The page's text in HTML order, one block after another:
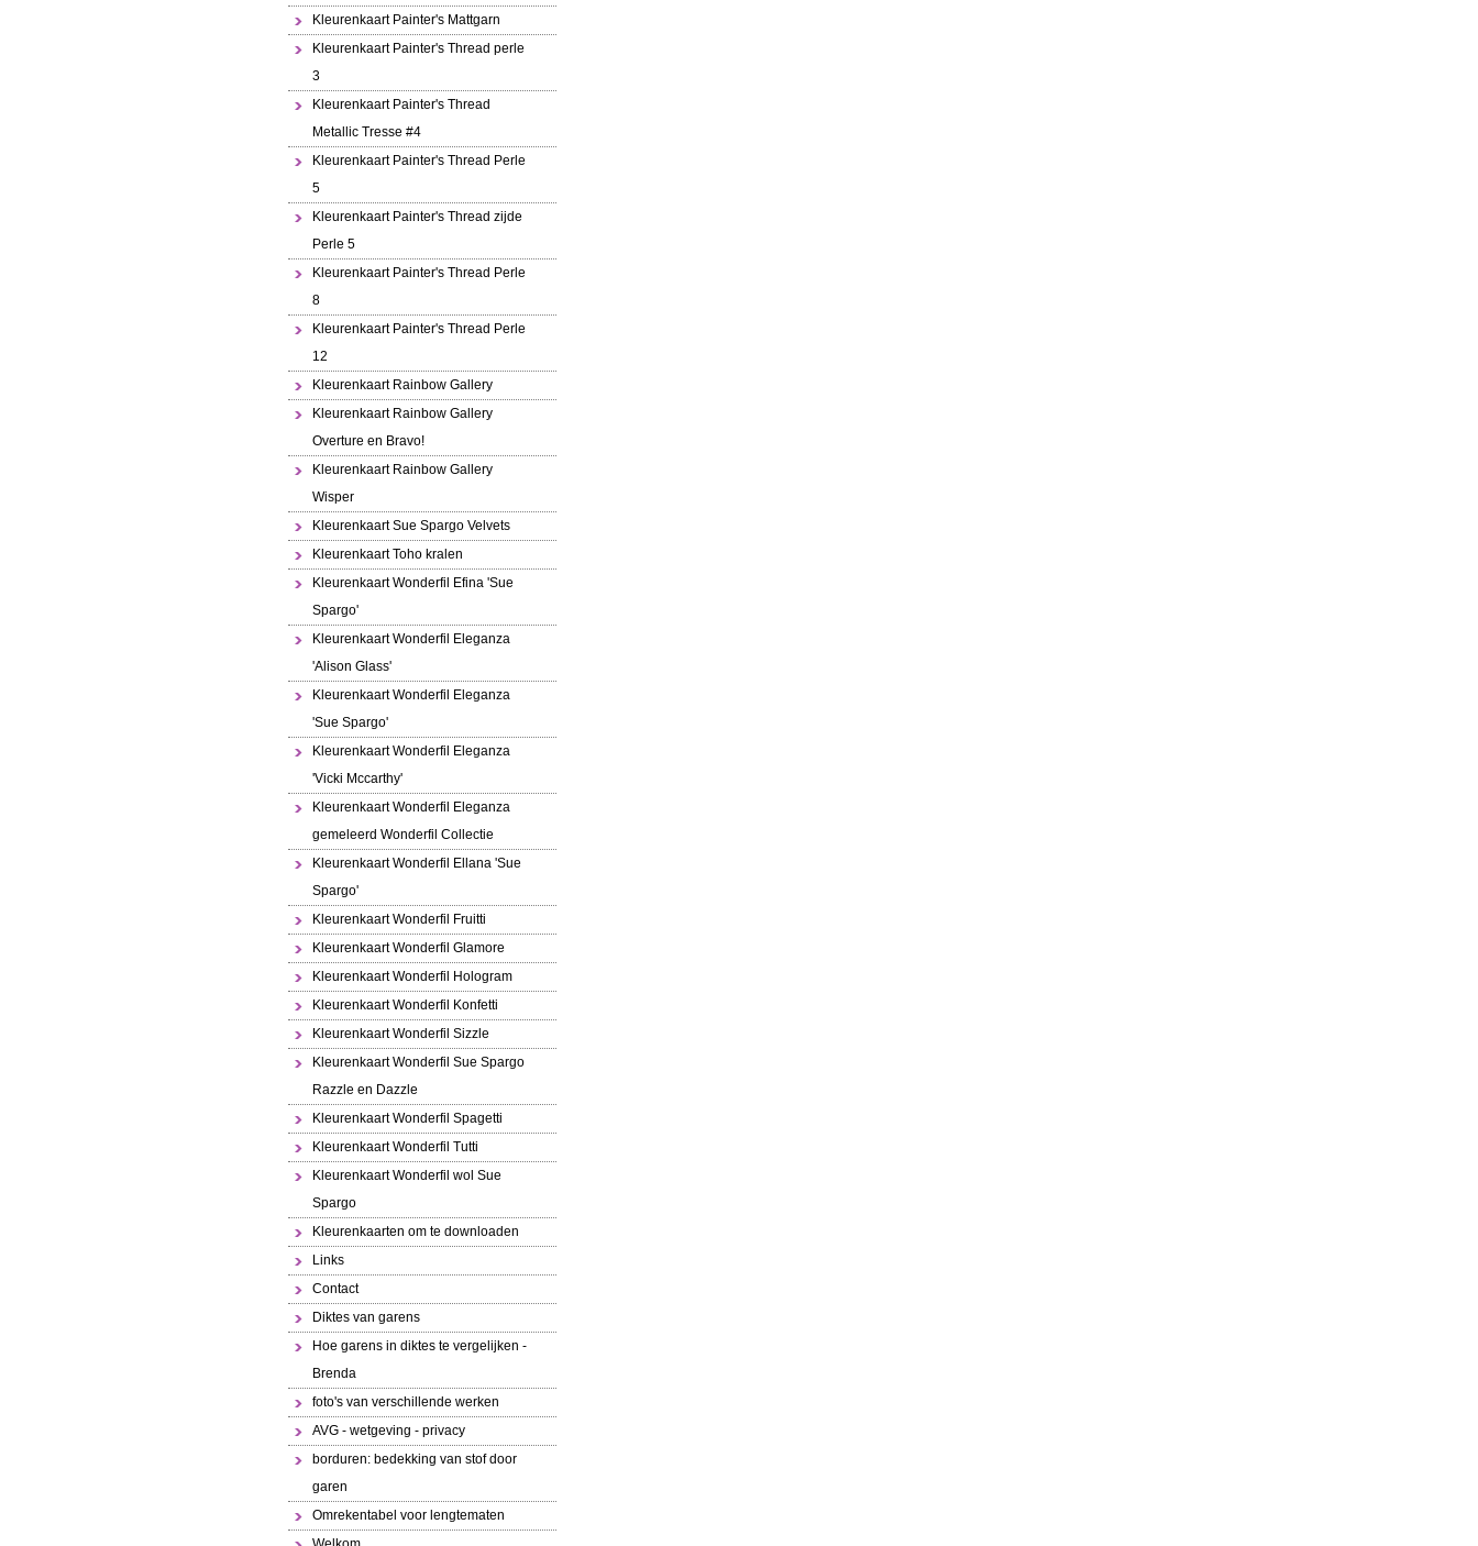
Kleurenkaart Painter's Mattgarn
Kleurenkaart Painter's Thread perle
3
Kleurenkaart Painter's Thread
Metallic Tresse #4
Kleurenkaart Painter's Thread Perle
5
Kleurenkaart Painter's Thread zijde
Perle 5
Kleurenkaart Painter's Thread Perle
8
Kleurenkaart Painter's Thread Perle
12
Kleurenkaart Rainbow Gallery
Kleurenkaart Rainbow Gallery
Overture en Bravo!
Kleurenkaart Rainbow Gallery
Wisper
Kleurenkaart Sue Spargo Velvets
Kleurenkaart Toho kralen
Kleurenkaart Wonderfil Efina 'Sue
Spargo'
Kleurenkaart Wonderfil Eleganza
'Alison Glass'
Kleurenkaart Wonderfil Eleganza
'Sue Spargo'
Kleurenkaart Wonderfil Eleganza
'Vicki Mccarthy'
Kleurenkaart Wonderfil Eleganza
gemeleerd Wonderfil Collectie
Kleurenkaart Wonderfil Ellana 'Sue
Spargo'
Kleurenkaart Wonderfil Fruitti
Kleurenkaart Wonderfil Glamore
Kleurenkaart Wonderfil Hologram
Kleurenkaart Wonderfil Konfetti
Kleurenkaart Wonderfil Sizzle
Kleurenkaart Wonderfil Sue Spargo
Razzle en Dazzle
Kleurenkaart Wonderfil Spagetti
Kleurenkaart Wonderfil Tutti
Kleurenkaart Wonderfil wol Sue
Spargo
Kleurenkaarten om te downloaden
Links
Contact
Diktes van garens
Hoe garens in diktes te vergelijken -
Brenda
foto's van verschillende werken
AVG - wetgeving - privacy
borduren: bedekking van stof door
garen
Omrekentabel voor lengtematen